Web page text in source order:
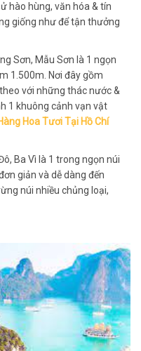
hào hùng, văn hóa & tín
giống như để tận thưởng
Sơn, Mẫu Sơn là 1 ngọn
1.500m. Nơi đây gồm
với những thác nước &
1 khuông cảnh vạn vật
Hoa Tươi Tại Hồ Chí
Ba Vì là 1 trong ngọn núi
giản và dễ dàng đến
núi nhiều chủng loại,